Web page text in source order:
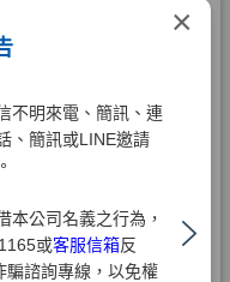
×
不明來電、簡訊、連
、簡訊或LINE邀請
本公司名義之行為，
或客服信箱反
騙諮詢專線，以免權